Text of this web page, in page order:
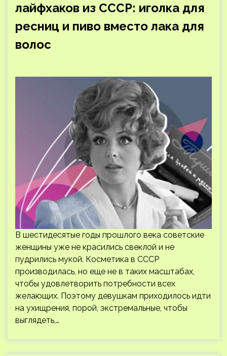
лайфхаков из СССР: иголка для
ресниц и пиво вместо лака для
волос
В шестидесятые годы прошлого века советские
женщины уже не красились свеклой и не
пудрились мукой. Косметика в СССР
производилась, но еще не в таких масштабах,
чтобы удовлетворить потребности всех
желающих. Поэтому девушкам приходилось идти
на ухищрения, порой, экстремальные, чтобы
выглядеть,…